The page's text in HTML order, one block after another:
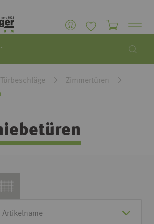
Türbeschläge
Zimmertüren